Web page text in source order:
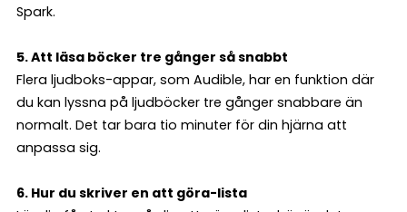
Spark.
5. Att läsa böcker tre gånger så snabbt
Flera ljudboks-appar, som Audible, har en funktion där
du kan lyssna på ljudböcker tre gånger snabbare än
normalt. Det tar bara tio minuter för din hjärna att
anpassa sig.
6. Hur du skriver en att göra-lista